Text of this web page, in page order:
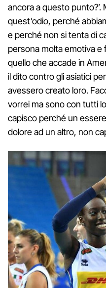
ancora a questo
quest’odio, perché
e perché non si tenta di
persona molta emotiva e
quello che accade in
il dito contro gli asiatici
avessero creato loro.
vorrei ma sono con tutti
capisco perché un
dolore ad un altro, non